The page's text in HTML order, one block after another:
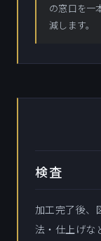
の窓口を一
減します。
検査
加工完了後、
法・仕上げな